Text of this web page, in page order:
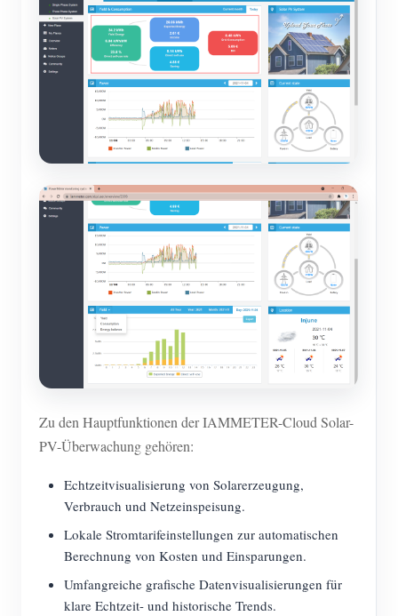
Zu den Hauptfunktionen der IAMMETER-Cloud Solar-
PV-Überwachung gehören:
Echtzeitvisualisierung von Solarerzeugung,
Verbrauch und Netzeinspeisung.
Lokale Stromtarifeinstellungen zur automatischen
Berechnung von Kosten und Einsparungen.
Umfangreiche grafische Datenvisualisierungen für
klare Echtzeit- und historische Trends.